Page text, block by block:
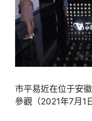
市平易近在位于安
參觀（2021年7月1